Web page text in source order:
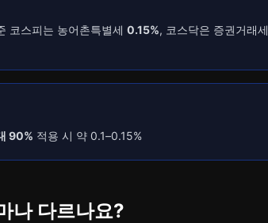
코스피는 농어촌특별세 0.15%, 코스닥은 증권거래세
90% 적용 시 약 0.1–0.15%
나 다르나요?